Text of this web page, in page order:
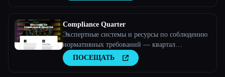
Compliance Quarter
Экспертные системы и ресурсы по соблюдению
нормативных требований — квартал
соответствия нормативным требованиям
ПОСЕЩАТЬ